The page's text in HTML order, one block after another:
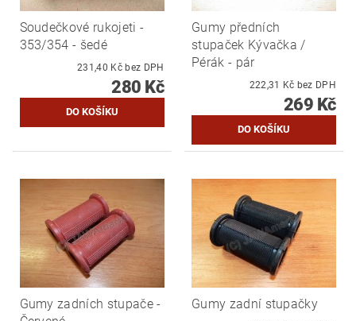
Soudečkové rukojeti -
353/354 - šedé
231,40 Kč bez DPH
280 Kč
Gumy předních
stupaček Kývačka /
Pérák - pár
222,31 Kč bez DPH
269 Kč
Gumy zadních stupače -
Gumy zadní stupačky